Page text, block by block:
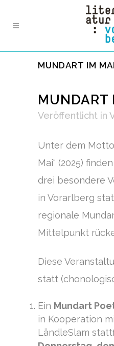
MUNDART IM MAI
MUNDART
Veröffentlicht in
Unter dem
Mai“ (2025)
drei besondere
in Vorarlberg
regionale
Mittelpunkt
Diese
statt
Ein Mundart
in Kooperation
LändleSlam